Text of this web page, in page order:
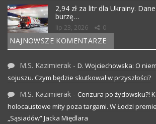
2,94 zł za litr dla Ukrainy.
burzę…
lip 23, 2026 0
NAJNOWSZE KOMENTARZE
M.S. Kazimierak - D. Wojciechowska: O
sojuszu. Czym będzie skutkował w przyszłości?
M.S. Kazimierak - Cenzura po żydowsku?!
holocaustowe mity poza targami. W Łodzi
„Sąsiadów” Jacka Międlara